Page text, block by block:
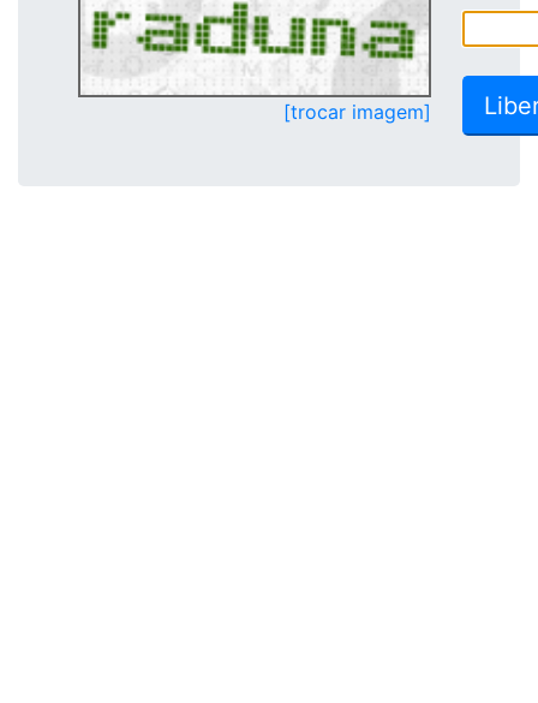
[trocar imagem]